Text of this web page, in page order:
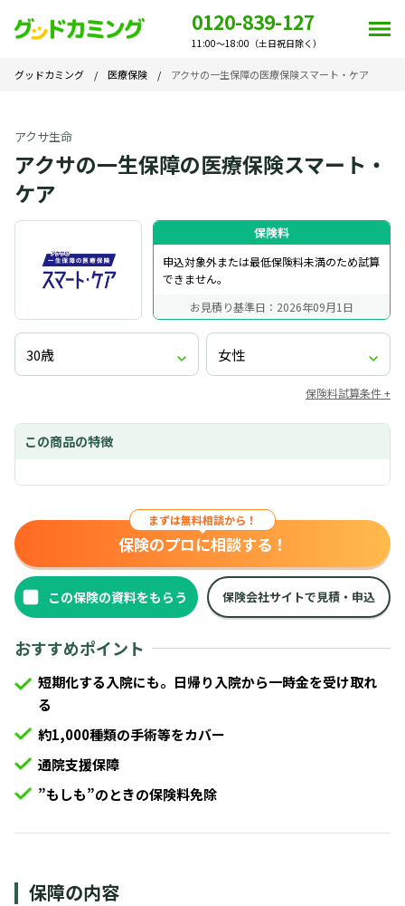
0120-839-127
11:00～18:00（土日祝日除く）
グッドカミング / 医療保険 / アクサの一生保障の医療保険スマート・ケア
アクサ生命
アクサの一生保障の医療保険スマート・
ケア
保険料
申込対象外または最低保険料未満のため試算
できません。
お見積り基準日：2026年09月1日
保険料試算条件
この商品の特徴
まずは無料相談から！
保険のプロに相談する！
保険会社サイトで見積・申込
おすすめポイント
短期化する入院にも。日帰り入院から一時金を受け取れ
る
約1,000種類の手術等をカバー
通院支援保障
”もしも”のときの保険料免除
保障の内容